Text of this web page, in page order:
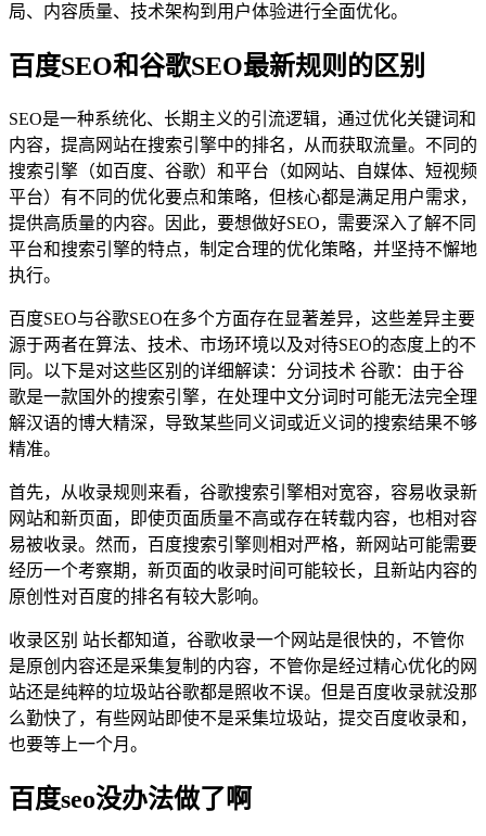
局、内容质量、技术架构到用户体验进行全面优化。
百度SEO和谷歌SEO最新规则的区别
SEO是一种系统化、长期主义的引流逻辑，通过优化关键词和
内容，提高网站在搜索引擎中的排名，从而获取流量。不同的
搜索引擎（如百度、谷歌）和平台（如网站、自媒体、短视频
平台）有不同的优化要点和策略，但核心都是满足用户需求，
提供高质量的内容。因此，要想做好SEO，需要深入了解不同
平台和搜索引擎的特点，制定合理的优化策略，并坚持不懈地
执行。
百度SEO与谷歌SEO在多个方面存在显著差异，这些差异主要
源于两者在算法、技术、市场环境以及对待SEO的态度上的不
同。以下是对这些区别的详细解读：分词技术 谷歌：由于谷
歌是一款国外的搜索引擎，在处理中文分词时可能无法完全理
解汉语的博大精深，导致某些同义词或近义词的搜索结果不够
精准。
首先，从收录规则来看，谷歌搜索引擎相对宽容，容易收录新
网站和新页面，即使页面质量不高或存在转载内容，也相对容
易被收录。然而，百度搜索引擎则相对严格，新网站可能需要
经历一个考察期，新页面的收录时间可能较长，且新站内容的
原创性对百度的排名有较大影响。
收录区别 站长都知道，谷歌收录一个网站是很快的，不管你
是原创内容还是采集复制的内容，不管你是经过精心优化的网
站还是纯粹的垃圾站谷歌都是照收不误。但是百度收录就没那
么勤快了，有些网站即使不是采集垃圾站，提交百度收录和，
也要等上一个月。
百度seo没办法做了啊